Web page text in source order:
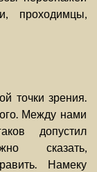
проходимцы,
точки зрения.
Между нами
допустил
сказать,
Намеку